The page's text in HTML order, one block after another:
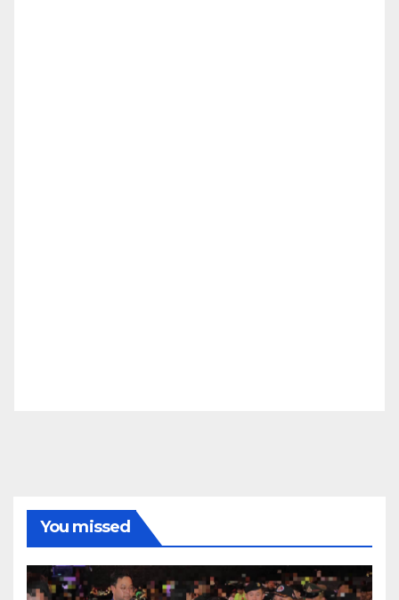
You missed